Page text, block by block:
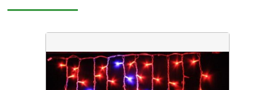
0 ₴